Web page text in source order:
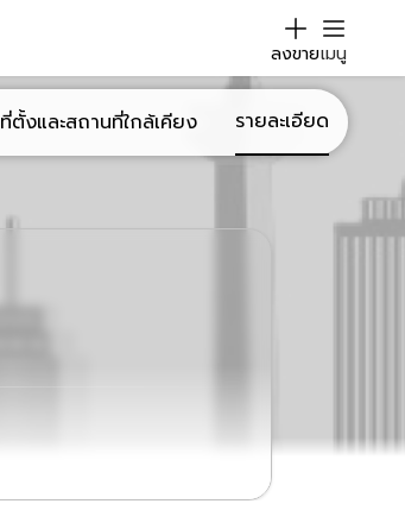
ลงขายเมนู
ที่ตั้งและสถานที่ใกล้เคียง รายละเอียด